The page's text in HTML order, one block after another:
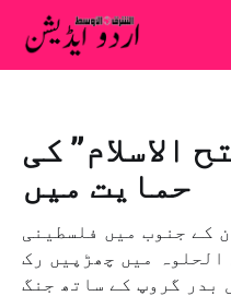
الاسلام” کی
حمایت میں
کے جنوب میں فلسطینی
الحلوہ میں چھڑپیں رک
بدر گروپ کے ساتھ جنگ